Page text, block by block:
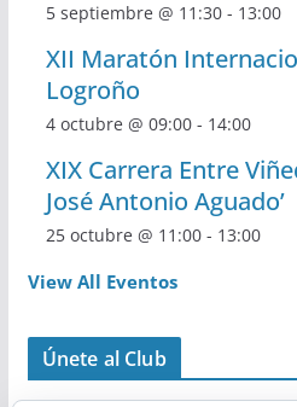
5 septiembre @ 11:30- 13:00
XII Maratón
Logroño
4 octubre @ 09:00- 14:00
XIX Carrera Entre
José Antonio Aguado’
25 octubre @ 11:00- 13:00
View All Eventos
Únete al Club